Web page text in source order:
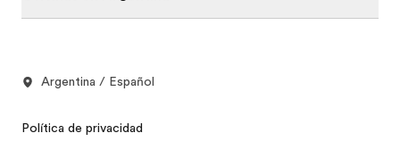
Argentina / Español
Política de privacidad